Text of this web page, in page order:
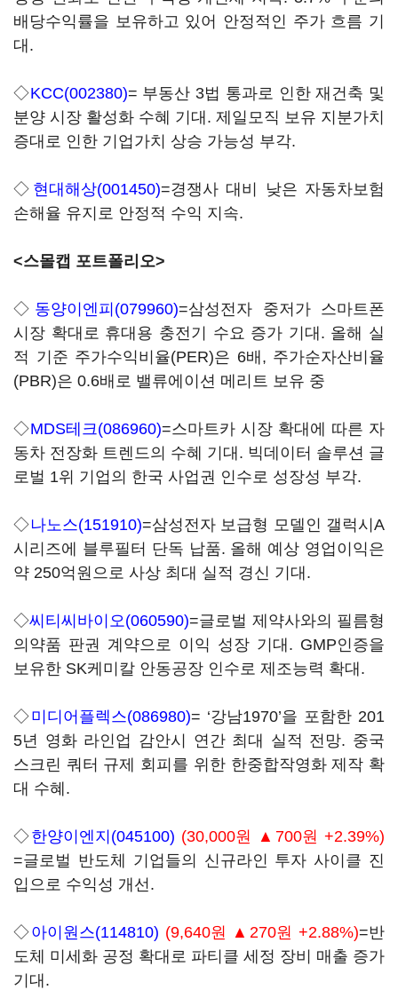
배당수익률을 보유하고 있어 안정적인 주가 흐름 기
대.
◇KCC(002380)= 부동산 3법 통과로 인한 재건축 및
분양 시장 활성화 수혜 기대. 제일모직 보유 지분가치
증대로 인한 기업가치 상승 가능성 부각.
◇ 현대해상(001450)=경쟁사 대비 낮은 자동차보험
손해율 유지로 안정적 수익 지속.
<스몰캡 포트폴리오>
◇ 동양이엔피(079960)=삼성전자 중저가 스마트폰
시장 확대로 휴대용 충전기 수요 증가 기대. 올해 실
적 기준 주가수익비율(PER)은 6배, 주가순자산비율
(PBR)은 0.6배로 밸류에이션 메리트 보유 중
◇MDS테크(086960)=스마트카 시장 확대에 따른 자
동차 전장화 트렌드의 수혜 기대. 빅데이터 솔루션 글
로벌 1위 기업의 한국 사업권 인수로 성장성 부각.
◇나노스(151910)=삼성전자 보급형 모델인 갤럭시A
시리즈에 블루필터 단독 납품. 올해 예상 영업이익은
약 250억원으로 사상 최대 실적 경신 기대.
◇씨티씨바이오(060590)=글로벌 제약사와의 필름형
의약품 판권 계약으로 이익 성장 기대. GMP인증을
보유한 SK케미칼 안동공장 인수로 제조능력 확대.
◇미디어플렉스(086980)= ‘강남1970’을 포함한 201
5년 영화 라인업 감안시 연간 최대 실적 전망. 중국
스크린 쿼터 규제 회피를 위한 한중합작영화 제작 확
대 수혜.
◇한양이엔지(045100) (30,000원 ▲700원 +2.39%)
=글로벌 반도체 기업들의 신규라인 투자 사이클 진
입으로 수익성 개선.
◇아이원스(114810) (9,640원 ▲270원 +2.88%)=반
도체 미세화 공정 확대로 파티클 세정 장비 매출 증가
기대.